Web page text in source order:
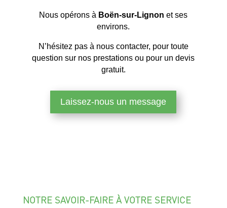
Nous opérons à Boën-sur-Lignon et ses
environs.
N’hésitez pas à nous contacter, pour toute
question sur nos prestations ou pour un devis
gratuit.
Laissez-nous un message
NOTRE SAVOIR-FAIRE À VOTRE SERVICE